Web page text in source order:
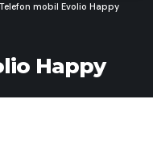
Telefon mobil Evolio Happy
Happy